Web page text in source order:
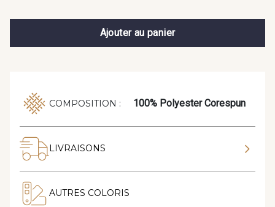
Ajouter au panier
COMPOSITION : 100% Polyester Corespun
LIVRAISONS
AUTRES COLORIS